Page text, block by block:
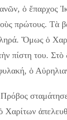
ὁ ἔπαρχος
πρώτους. Τὰ
Ὅμως ὁ
πίστη του.
ὁ
Χαρίτων